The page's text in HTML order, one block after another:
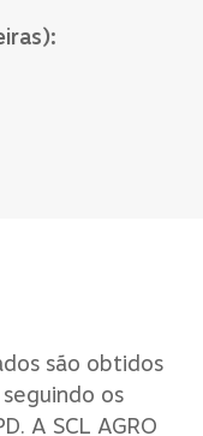
são obtidos
os
A SCL AGRO